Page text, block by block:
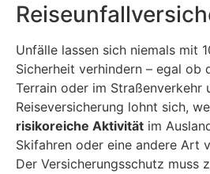
Unfälle lassen sich niemals mit
Sicherheit verhindern – egal ob
Terrain oder im Straßenverkehr
Reiseversicherung lohnt sich,
risikoreiche Aktivität im
Skifahren oder eine andere Art
Der Versicherungsschutz muss